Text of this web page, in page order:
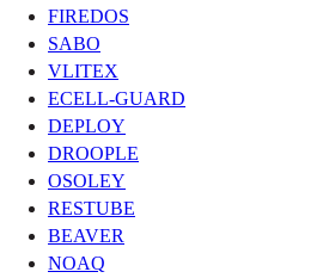
FIREDOS
SABO
VLITEX
ECELL-GUARD
DEPLOY
DROOPLE
OSOLEY
RESTUBE
BEAVER
NOAQ